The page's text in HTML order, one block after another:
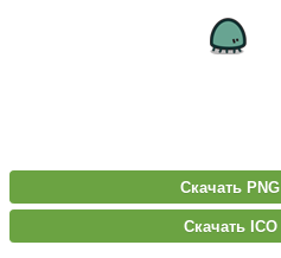
Скачать PNG
Скачать ICO